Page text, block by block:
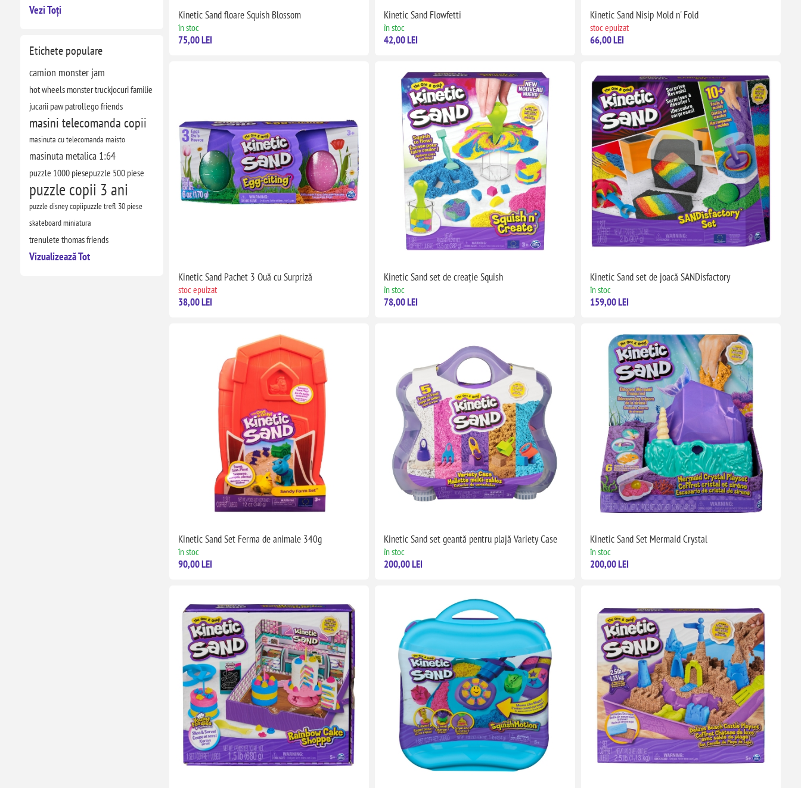
Vezi Toți
Etichete populare
camion monster jam
hot wheels monster truckjocuri familie
jucarii paw patrollego friends
masini telecomanda copii
masinuta cu telecomanda maisto
masinuta metalica 1:64
puzzle 1000 piesepuzzle 500 piese
puzzle copii 3 ani
puzzle disney copiipuzzle trefl 30 piese
skateboard miniatura
trenulete thomas friends
Vizualizează Tot
Kinetic Sand floare Squish Blossom
în stoc
75,00 LEI
Kinetic Sand Flowfetti
în stoc
42,00 LEI
Kinetic Sand Nisip Mold n' Fold
stoc epuizat
66,00 LEI
Kinetic Sand Pachet 3 Ouă cu Surpriză
stoc epuizat
38,00 LEI
Kinetic Sand set de creație Squish
în stoc
78,00 LEI
Kinetic Sand set de joacă SANDisfactory
în stoc
159,00 LEI
Kinetic Sand Set Ferma de animale 340g
în stoc
90,00 LEI
Kinetic Sand set geantă pentru plajă Variety Case
în stoc
200,00 LEI
Kinetic Sand Set Mermaid Crystal
în stoc
200,00 LEI